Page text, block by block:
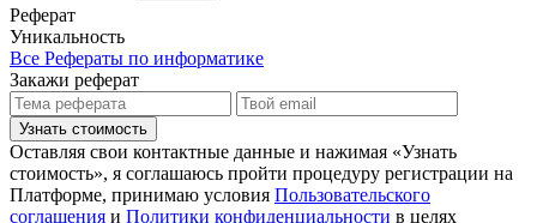
Реферат
Уникальность
Все Рефераты по информатике
Закажи реферат
Узнать стоимость
Оставляя свои контактные данные и нажимая «Узнать
стоимость», я соглашаюсь пройти процедуру регистрации на
Платформе, принимаю условия Пользовательского
соглашения и Политики конфиденциальности в целях